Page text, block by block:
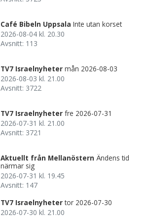
Café Bibeln Uppsala Inte utan korset
2026-08-04 kl. 20.30
Avsnitt: 113
TV7 Israelnyheter mån 2026-08-03
2026-08-03 kl. 21.00
Avsnitt: 3722
TV7 Israelnyheter fre 2026-07-31
2026-07-31 kl. 21.00
Avsnitt: 3721
Aktuellt från Mellanöstern Ändens tid
närmar sig
2026-07-31 kl. 19.45
Avsnitt: 147
TV7 Israelnyheter tor 2026-07-30
2026-07-30 kl. 21.00